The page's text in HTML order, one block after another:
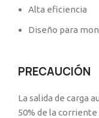
Alta eficiencia
Diseño para
PRECAUCIÓN
La salida de carga
50% de la